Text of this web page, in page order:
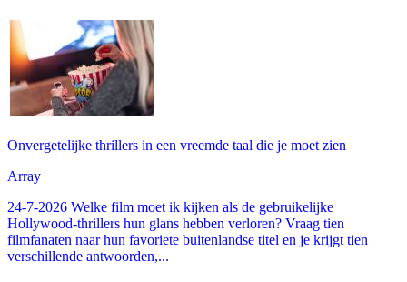
Onvergetelijke thrillers in een vreemde taal die je moet zien
Array
24-7-2026 Welke film moet ik kijken als de gebruikelijke
Hollywood-thrillers hun glans hebben verloren? Vraag tien
filmfanaten naar hun favoriete buitenlandse titel en je krijgt tien
verschillende antwoorden,...